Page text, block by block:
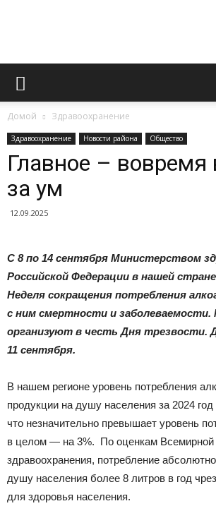
«Вперед»
|
район
Домой Здравоохранение
Здравоохранение Новости района Общество
Главное – вовремя
за ум
12.09.2025
С 8 по 14 сентября Министерством
Российской Федерации в нашей
Неделя сокращения потребления
с ним смертности и
организуют в честь Дня трезвости.
11 сентября.
В нашем регионе уровень потребления
продукции на душу населения за 2024
что незначительно превышает уровень
в целом — на 3%. По оценкам Всемирной
здравоохранения, потребление
душу населения более 8 литров в год
для здоровья населения.